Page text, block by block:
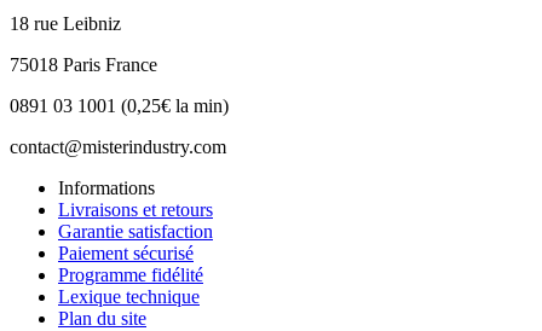
18 rue Leibniz
75018 Paris France
0891 03 1001 (0,25€ la min)
contact@misterindustry.com
Informations
Livraisons et retours
Garantie satisfaction
Paiement sécurisé
Programme fidélité
Lexique technique
Plan du site